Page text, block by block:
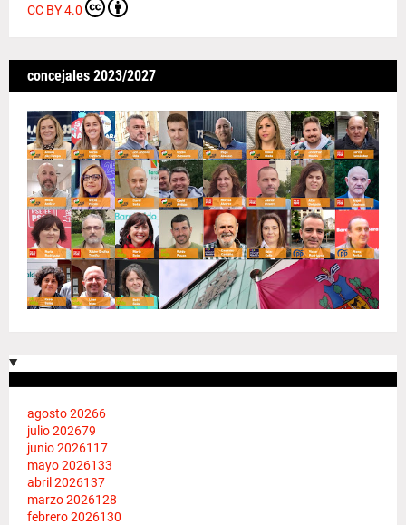
CC BY 4.0
concejales 2023/2027
agosto 20266
julio 202679
junio 2026117
mayo 2026133
abril 2026137
marzo 2026128
febrero 2026130